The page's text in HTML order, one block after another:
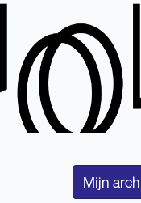
Mijn